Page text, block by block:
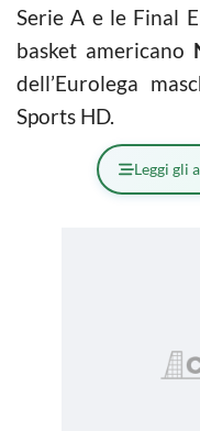
Serie A e le Final
basket americano
dell’Eurolega
Sports HD.
Leggi gli